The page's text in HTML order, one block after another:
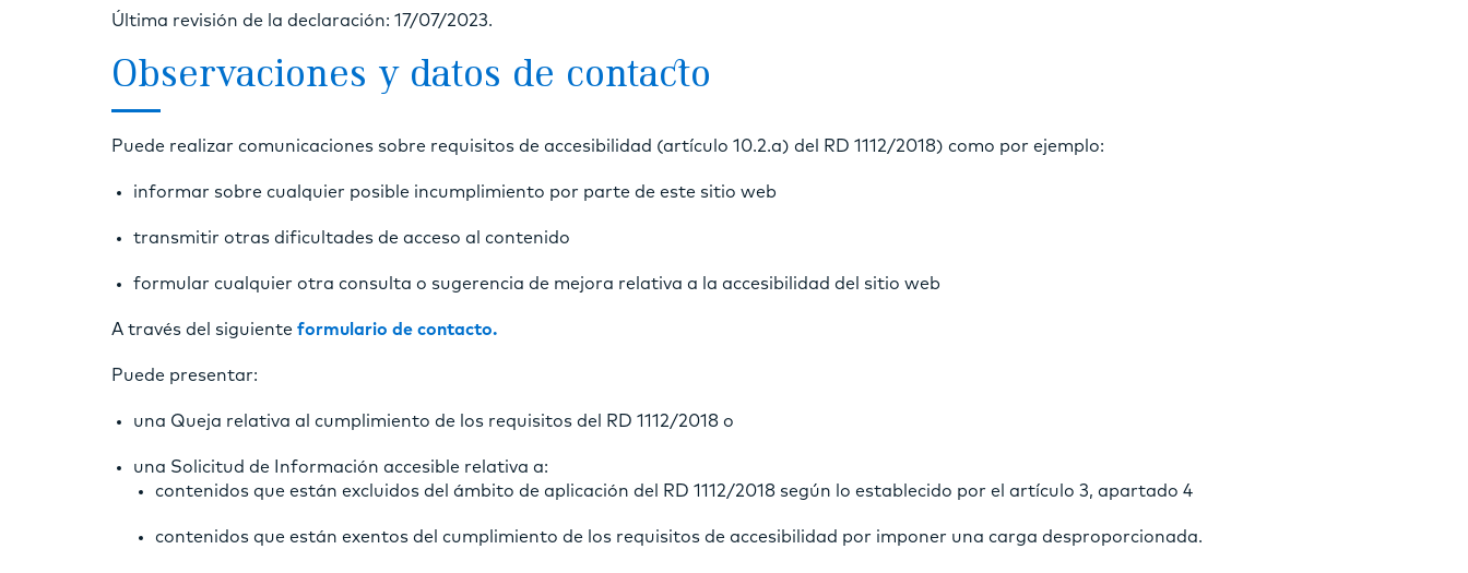
Última revisión de la declaración: 17/07/2023.
Observaciones y datos de contacto
Puede realizar comunicaciones sobre requisitos de accesibilidad (artículo 10.2.a) del RD 1112/2018) como por ejemplo:
informar sobre cualquier posible incumplimiento por parte de este sitio web
transmitir otras dificultades de acceso al contenido
formular cualquier otra consulta o sugerencia de mejora relativa a la accesibilidad del sitio web
A través del siguiente formulario de contacto.
Puede presentar:
una Queja relativa al cumplimiento de los requisitos del RD 1112/2018 o
una Solicitud de Información accesible relativa a:
contenidos que están excluidos del ámbito de aplicación del RD 1112/2018 según lo establecido por el artículo 3, apartado 4
contenidos que están exentos del cumplimiento de los requisitos de accesibilidad por imponer una carga desproporcionada.